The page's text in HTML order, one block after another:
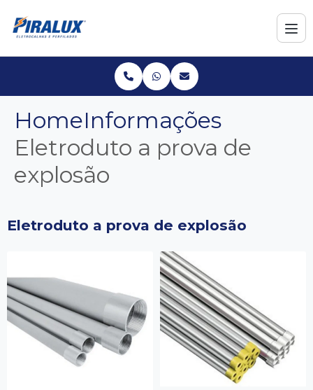
HomeInformações
Eletroduto a prova de
explosão
Eletroduto a prova de explosão